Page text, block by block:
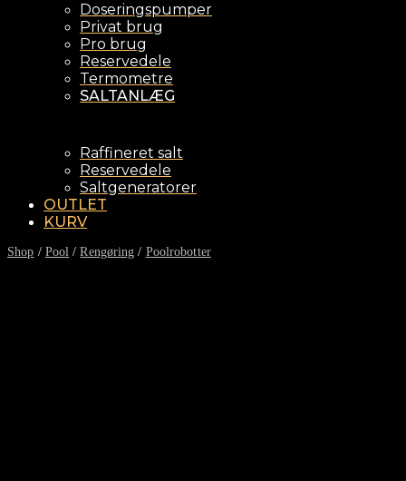
Doseringspumper
Privat brug
Pro brug
Reservedele
Termometre
SALTANLÆG
Raffineret salt
Reservedele
Saltgeneratorer
OUTLET
KURV
Shop / Pool /Rengøring / Poolrobotter